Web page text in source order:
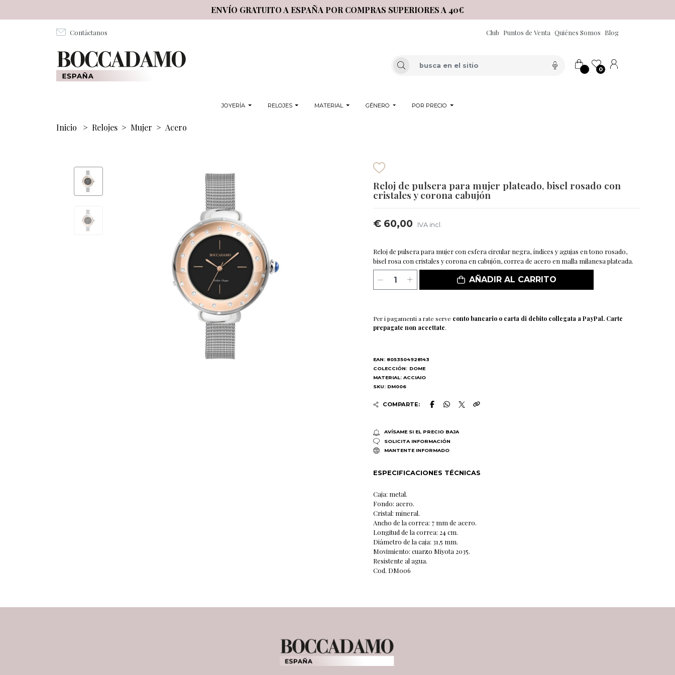
ENVÍO GRATUITO A ESPAÑA POR COMPRAS SUPERIORES A 40€
Contáctanos Club Puntos de Venta Quiénes Somos Blog
0
JOYERÍA RELOJES MATERIAL GÉNERO POR PRECIO
Inicio > Relojes > Mujer > Acero
Reloj de pulsera para mujer plateado, bisel rosado con
cristales y corona cabujón
€ 60,00 IVA incl.
Reloj de pulsera para mujer con esfera circular negra, índices y agujas en tono rosado,
bisel rosa con cristales y corona en cabujón, correa de acero en malla milanesa plateada.
AÑADIR AL CARRITO
Per i pagamenti a rate serve conto bancario o carta di debito collegata a PayPal. Carte
prepagate non accettate.
EAN: 8053504928143
COLECCIÓN: DOME
MATERIAL: ACCIAIO
SKU: DM006
COMPARTE:
AVÍSAME SI EL PRECIO BAJA
SOLICITA INFORMACIÓN
MANTENTE INFORMADO
ESPECIFICACIONES TÉCNICAS
Caja: metal.
Fondo: acero.
Cristal: mineral.
Ancho de la correa: 7 mm de acero.
Longitud de la correa: 24 cm.
Diámetro de la caja: 31,5 mm.
Movimiento: cuarzo Miyota 2035.
Resistente al agua.
Cod. DM006